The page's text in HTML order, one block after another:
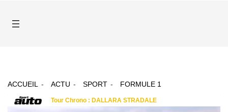
ACCUEIL ACTU SPORT FORMULE 1